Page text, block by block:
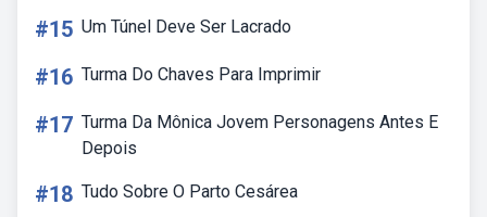
#15 Um Túnel Deve Ser Lacrado
#16 Turma Do Chaves Para Imprimir
#17 Turma Da Mônica Jovem Personagens Antes E
Depois
#18 Tudo Sobre O Parto Cesárea